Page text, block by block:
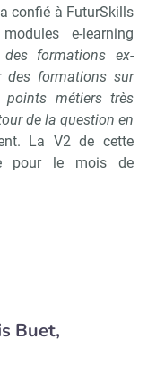
confié à FuturSkills
e-learning
formations ex-
des formations sur
métiers très
de la question en
La V2 de cette
pour le mois de
Buet,